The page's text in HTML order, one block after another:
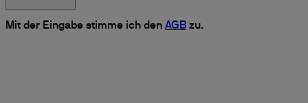
Mit der Eingabe stimme ich den AGB zu.